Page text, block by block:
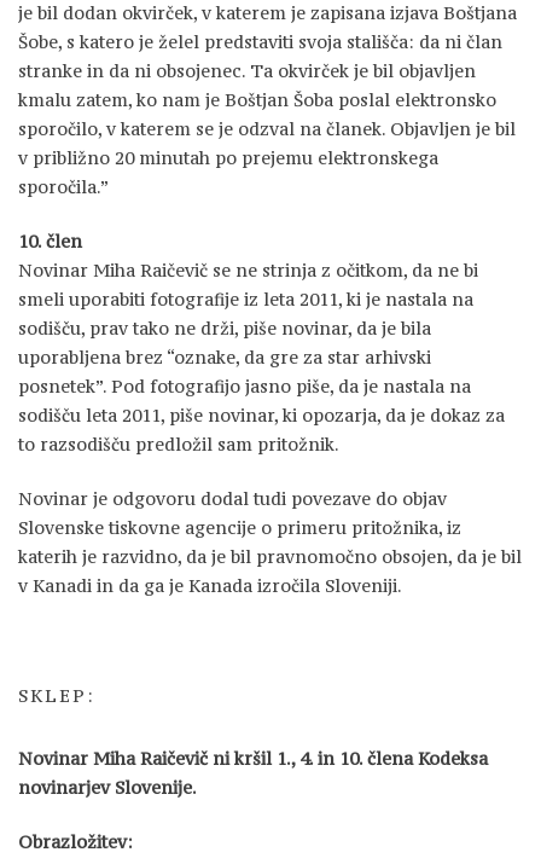
je bil dodan okvirček, v katerem je zapisana izjava Boštjana
Šobe, s katero je želel predstaviti svoja stališča: da ni član
stranke in da ni obsojenec. Ta okvirček je bil objavljen
kmalu zatem, ko nam je Boštjan Šoba poslal elektronsko
sporočilo, v katerem se je odzval na članek. Objavljen je bil
v približno 20 minutah po prejemu elektronskega
sporočila.”
10. člen
Novinar Miha Raičevič se ne strinja z očitkom, da ne bi
smeli uporabiti fotografije iz leta 2011, ki je nastala na
sodišču, prav tako ne drži, piše novinar, da je bila
uporabljena brez “oznake, da gre za star arhivski
posnetek”. Pod fotografijo jasno piše, da je nastala na
sodišču leta 2011, piše novinar, ki opozarja, da je dokaz za
to razsodišču predložil sam pritožnik.
Novinar je odgovoru dodal tudi povezave do objav
Slovenske tiskovne agencije o primeru pritožnika, iz
katerih je razvidno, da je bil pravnomočno obsojen, da je bil
v Kanadi in da ga je Kanada izročila Sloveniji.
SKLEP:
Novinar Miha Raičevič ni kršil 1., 4. in 10. člena Kodeksa
novinarjev Slovenije.
Obrazložitev: